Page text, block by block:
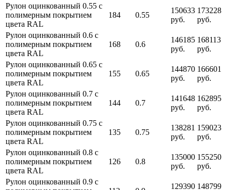
Рулон оцинкованный 0.55 с
полимерным покрытием
цвета RAL
184 0.55
150633
руб.
173228
руб.
Рулон оцинкованный 0.6 с
полимерным покрытием
цвета RAL
168 0.6
146185
руб.
168113
руб.
Рулон оцинкованный 0.65 с
полимерным покрытием
цвета RAL
155 0.65
144870
руб.
166601
руб.
Рулон оцинкованный 0.7 с
полимерным покрытием
цвета RAL
144 0.7
141648
руб.
162895
руб.
Рулон оцинкованный 0.75 с
полимерным покрытием
цвета RAL
135 0.75
138281
руб.
159023
руб.
Рулон оцинкованный 0.8 с
полимерным покрытием
цвета RAL
126 0.8
135000
руб.
155250
руб.
Рулон оцинкованный 0.9 с
129390 148799